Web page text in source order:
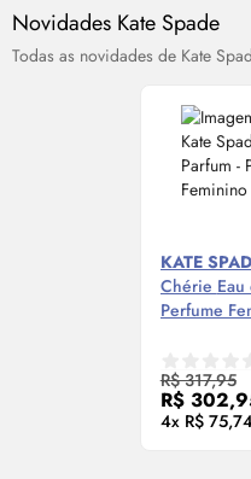
Novidades Kate Spade
Todas as novidades de Kate
KATE
Chérie
Perfume
R$ 317,95
R$
4x R$